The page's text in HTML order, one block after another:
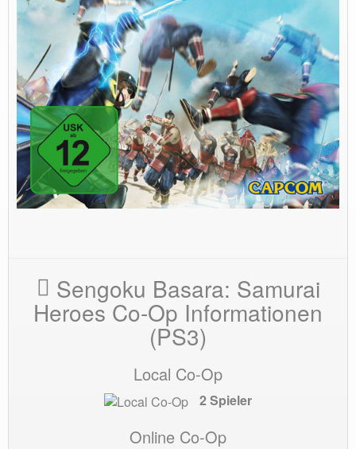
Sengoku Basara: Samurai
Heroes Co-Op Informationen
(PS3)
Local Co-Op
2 Spieler
Online Co-Op